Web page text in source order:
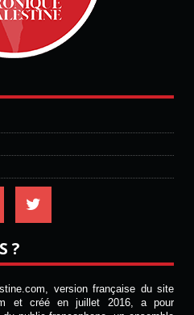
?
version française du site
et créé en juillet 2016, a pour